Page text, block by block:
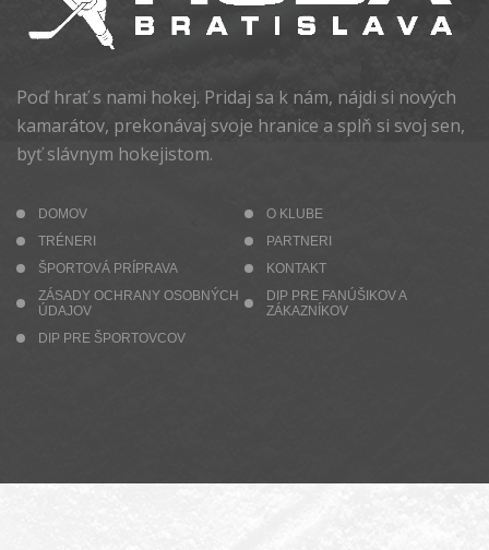
Poď hrať s nami hokej. Pridaj sa k nám, nájdi si nových
kamarátov, prekonávaj svoje hranice a splň si svoj sen,
byť slávnym hokejistom.
DOMOV
O KLUBE
TRÉNERI
PARTNERI
ŠPORTOVÁ PRÍPRAVA
KONTAKT
ZÁSADY OCHRANY OSOBNÝCH
ÚDAJOV
DIP PRE FANÚŠIKOV A
ZÁKAZNÍKOV
DIP PRE ŠPORTOVCOV